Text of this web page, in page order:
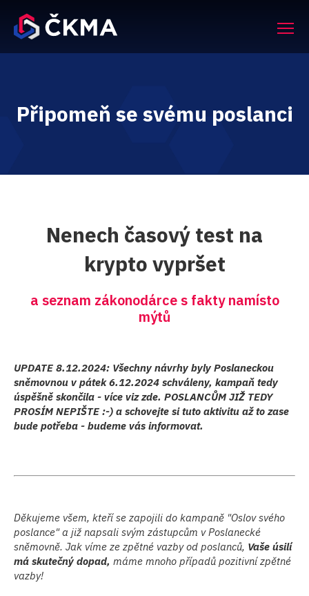
Připomeň se svému poslanci
Nenech časový test na
krypto vypršet
a seznam zákonodárce s fakty namísto
mýtů
UPDATE 8.12.2024: Všechny návrhy byly Poslaneckou
sněmovnou v pátek 6.12.2024 schváleny, kampaň tedy
úspěšně skončila - více viz zde. POSLANCŮM JIŽ TEDY
PROSÍM NEPIŠTE :-) a schovejte si tuto aktivitu až to zase
bude potřeba - budeme vás informovat.
Děkujeme všem, kteří se zapojili do kampaně "Oslov svého
poslance" a již napsali svým zástupcům v Poslanecké
sněmovně. Jak víme ze zpětné vazby od poslanců, Vaše úsilí
má skutečný dopad, máme mnoho případů pozitivní zpětné
vazby!